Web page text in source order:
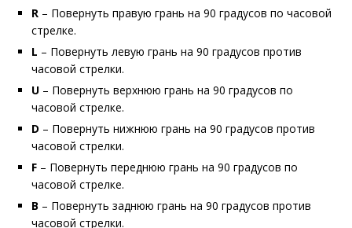
R – Повернуть правую грань на 90 градусов по часовой
стрелке.
L – Повернуть левую грань на 90 градусов против
часовой стрелки.
U – Повернуть верхнюю грань на 90 градусов по
часовой стрелке.
D – Повернуть нижнюю грань на 90 градусов против
часовой стрелки.
F – Повернуть переднюю грань на 90 градусов по
часовой стрелке.
B – Повернуть заднюю грань на 90 градусов против
часовой стрелки.